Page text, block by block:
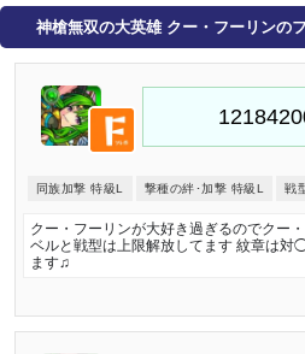
神槍無双の大英雄 クー・フーリンの
同族加撃 特級L 撃種の絆･加撃 特級L 戦
クー・フーリンが大好き過ぎるのでクー
ベルと戦型は上限解放してます 紋章は対
ます♫